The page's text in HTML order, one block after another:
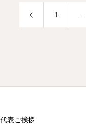
1
代表ご挨拶